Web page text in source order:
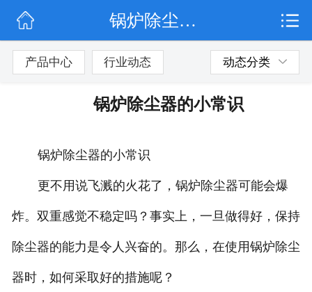
公司简介
锅炉除尘器的小常识
产品中心 行业动态 动态分类
锅炉除尘器的小常识
锅炉除尘器的小常识
更不用说飞溅的火花了，锅炉除尘器可能会爆
炸。双重感觉不稳定吗？事实上，一旦做得好，保持
除尘器的能力是令人兴奋的。那么，在使用锅炉除尘
器时，如何采取好的措施呢？